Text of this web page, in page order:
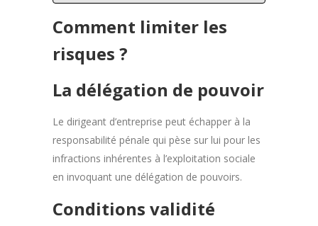
Comment limiter les
risques ?
La délégation de pouvoir
Le dirigeant d’entreprise peut échapper à la
responsabilité pénale qui pèse sur lui pour les
infractions inhérentes à l’exploitation sociale
en invoquant une délégation de pouvoirs.
Conditions validité